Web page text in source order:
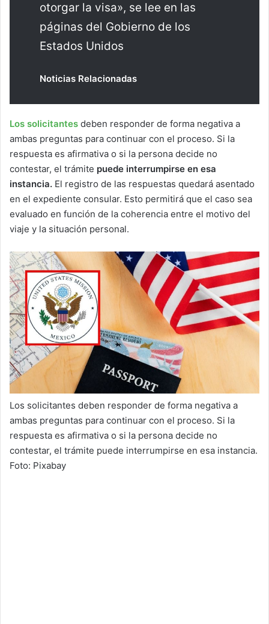
otorgar la visa», se lee en las
páginas del Gobierno de los
Estados Unidos
Noticias Relacionadas
Los solicitantes deben responder de forma negativa a
ambas preguntas para continuar con el proceso. Si la
respuesta es afirmativa o si la persona decide no
contestar, el trámite puede interrumpirse en esa
instancia. El registro de las respuestas quedará asentado
en el expediente consular. Esto permitirá que el caso sea
evaluado en función de la coherencia entre el motivo del
viaje y la situación personal.
Los solicitantes deben responder de forma negativa a
ambas preguntas para continuar con el proceso. Si la
respuesta es afirmativa o si la persona decide no
contestar, el trámite puede interrumpirse en esa instancia.
Foto: Pixabay